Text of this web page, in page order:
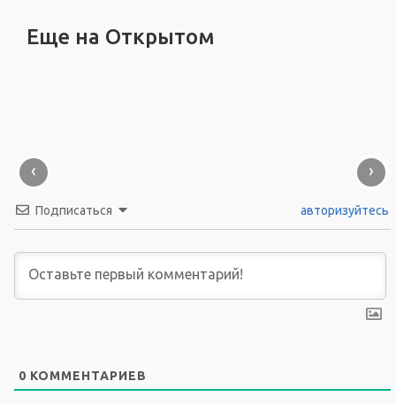
Еще на Открытом
‹ ›
Подписаться авторизуйтесь
0 КОММЕНТАРИЕВ